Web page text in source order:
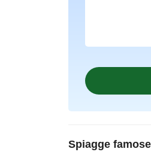
Spiagge